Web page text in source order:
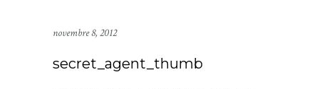
novembre 8, 2012
secret_agent_thumb